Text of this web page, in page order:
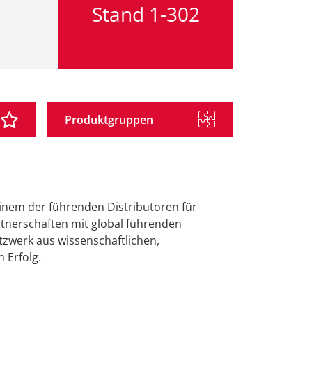
Stand 1-302
Produktgruppen
der führenden Distributoren für
mit global führenden
aus wissenschaftlichen,
Erfolg.